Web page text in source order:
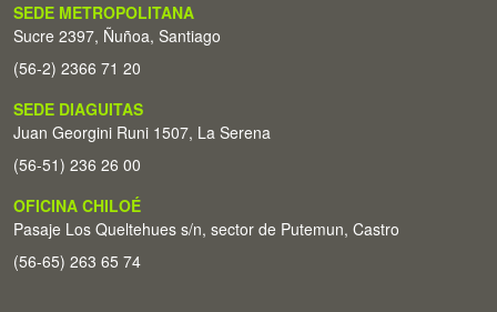
SEDE METROPOLITANA
Sucre 2397, Ñuñoa, Santiago
(56-2) 2366 71 20
SEDE DIAGUITAS
Juan Georgini Runi 1507, La Serena
(56-51) 236 26 00
OFICINA CHILOÉ
Pasaje Los Queltehues s/n, sector de Putemun, Castro
(56-65) 263 65 74